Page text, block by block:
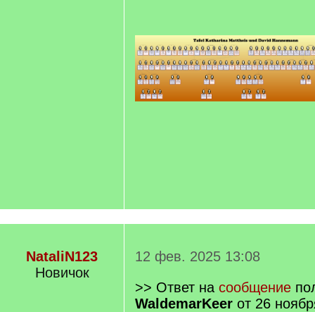
NataliN123
Новичок
12 фев. 2025 13:08
>> Ответ на сообщение
WaldemarKeer от 26